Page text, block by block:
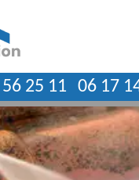
25 11 06 17